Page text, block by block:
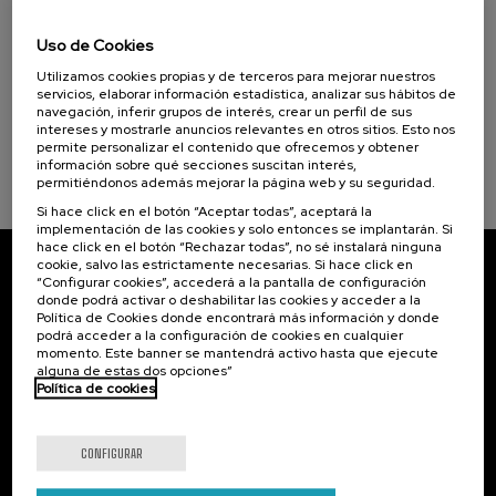
tutela del patrimonio cultural construido
20 h. Español Euskera .
...
Gratuito
Últimas
plazas
Gratuito
Fecha
pasada
Lista
de
espera
Plazo
de
matrícula
finalizado
Suscríbete a nuestro boletín
Inscríbete para ser el primero/a en recibir las
novedades de UIK.
Suscribirse
Contacto
Palacio Miramar
Actividades anteriores
Uso de Cookies
Utilizamos cookies propias y de terceros para mejorar nuestros
servicios, elaborar información estadística, analizar sus hábitos de
navegación, inferir grupos de interés, crear un perfil de sus
intereses y mostrarle anuncios relevantes en otros sitios. Esto nos
permite personalizar el contenido que ofrecemos y obtener
información sobre qué secciones suscitan interés,
permitiéndonos además mejorar la página web y su seguridad.
Si hace click en el botón “Aceptar todas”, aceptará la
implementación de las cookies y solo entonces se implantarán. Si
hace click en el botón “Rechazar todas”, no sé instalará ninguna
cookie, salvo las estrictamente necesarias. Si hace click en
“Configurar cookies”, accederá a la pantalla de configuración
donde podrá activar o deshabilitar las cookies y acceder a la
Política de Cookies donde encontrará más información y donde
podrá acceder a la configuración de cookies en cualquier
momento. Este banner se mantendrá activo hasta que ejecute
alguna de estas dos opciones”
Política de cookies
CONFIGURAR